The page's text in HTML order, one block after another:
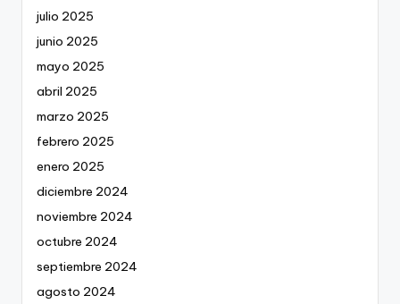
julio 2025
junio 2025
mayo 2025
abril 2025
marzo 2025
febrero 2025
enero 2025
diciembre 2024
noviembre 2024
octubre 2024
septiembre 2024
agosto 2024